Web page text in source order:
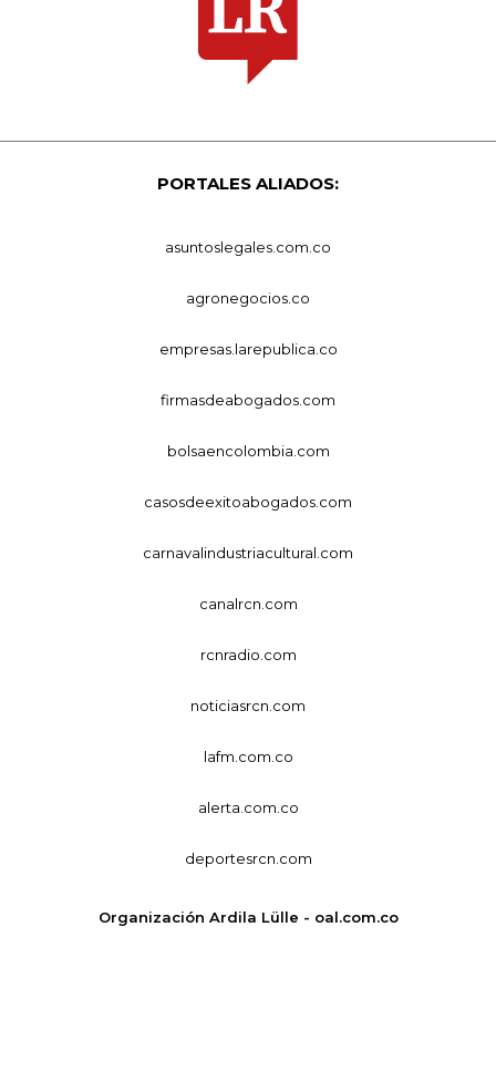
PORTALES ALIADOS:
asuntoslegales.com.co
agronegocios.co
empresas.larepublica.co
firmasdeabogados.com
bolsaencolombia.com
casosdeexitoabogados.com
carnavalindustriacultural.com
canalrcn.com
rcnradio.com
noticiasrcn.com
lafm.com.co
alerta.com.co
deportesrcn.com
Organización Ardila Lülle - oal.com.co